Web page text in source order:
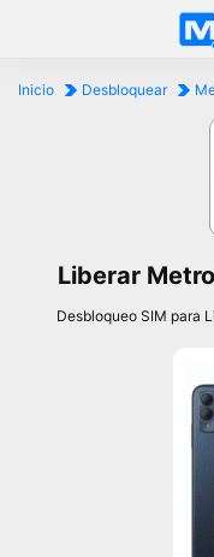
Inicio Desbloquear
Liberar
Desbloqueo SIM para